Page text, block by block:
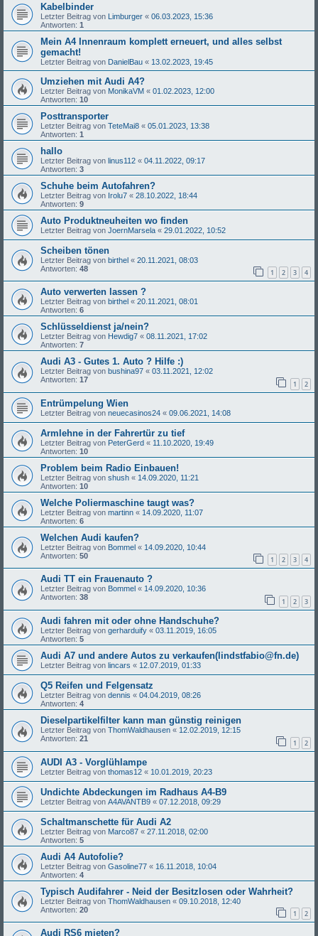
Kabelbinder
Letzter Beitrag von Limburger « 06.03.2023, 15:36
Antworten: 1
Mein A4 Innenraum komplett erneuert, und alles selbst
gemacht!
Letzter Beitrag von DanielBau « 13.02.2023, 19:45
Umziehen mit Audi A4?
Letzter Beitrag von MonikaVM « 01.02.2023, 12:00
Antworten: 10
Posttransporter
Letzter Beitrag von TeteMai8 « 05.01.2023, 13:38
Antworten: 1
hallo
Letzter Beitrag von linus112 « 04.11.2022, 09:17
Antworten: 3
Schuhe beim Autofahren?
Letzter Beitrag von Irolu7 « 28.10.2022, 18:44
Antworten: 9
Auto Produktneuheiten wo finden
Letzter Beitrag von JoernMarsela « 29.01.2022, 10:52
Scheiben tönen
Letzter Beitrag von birthel « 20.11.2021, 08:03
Antworten: 48 1 2 3 4
Auto verwerten lassen ?
Letzter Beitrag von birthel « 20.11.2021, 08:01
Antworten: 6
Schlüsseldienst ja/nein?
Letzter Beitrag von Hewdig7 « 08.11.2021, 17:02
Antworten: 7
Audi A3 - Gutes 1. Auto ? Hilfe :)
Letzter Beitrag von bushina97 « 03.11.2021, 12:02
Antworten: 17 1 2
Entrümpelung Wien
Letzter Beitrag von neuecasinos24 « 09.06.2021, 14:08
Armlehne in der Fahrertür zu tief
Letzter Beitrag von PeterGerd « 11.10.2020, 19:49
Antworten: 10
Problem beim Radio Einbauen!
Letzter Beitrag von shush « 14.09.2020, 11:21
Antworten: 10
Welche Poliermaschine taugt was?
Letzter Beitrag von martinn « 14.09.2020, 11:07
Antworten: 6
Welchen Audi kaufen?
Letzter Beitrag von Bommel « 14.09.2020, 10:44
Antworten: 50 1 2 3 4
Audi TT ein Frauenauto ?
Letzter Beitrag von Bommel « 14.09.2020, 10:36
Antworten: 38 1 2 3
Audi fahren mit oder ohne Handschuhe?
Letzter Beitrag von gerharduify « 03.11.2019, 16:05
Antworten: 5
Audi A7 und andere Autos zu verkaufen(lindstfabio@fn.de)
Letzter Beitrag von lincars « 12.07.2019, 01:33
Q5 Reifen und Felgensatz
Letzter Beitrag von dennis « 04.04.2019, 08:26
Antworten: 4
Dieselpartikelfilter kann man günstig reinigen
Letzter Beitrag von ThomWaldhausen « 12.02.2019, 12:15
Antworten: 21 1 2
AUDI A3 - Vorglühlampe
Letzter Beitrag von thomas12 « 10.01.2019, 20:23
Undichte Abdeckungen im Radhaus A4-B9
Letzter Beitrag von A4AVANTB9 « 07.12.2018, 09:29
Schaltmanschette für Audi A2
Letzter Beitrag von Marco87 « 27.11.2018, 02:00
Antworten: 5
Audi A4 Autofolie?
Letzter Beitrag von Gasoline77 « 16.11.2018, 10:04
Antworten: 4
Typisch Audifahrer - Neid der Besitzlosen oder Wahrheit?
Letzter Beitrag von ThomWaldhausen « 09.10.2018, 12:40
Antworten: 20 1 2
Audi RS6 mieten?